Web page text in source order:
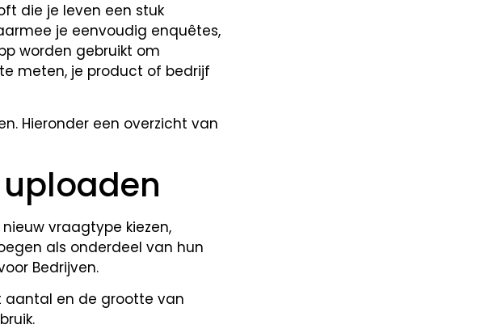
die je leven een stuk
je eenvoudig enquêtes,
worden gebruikt om
meten, je product of bedrijf
Hieronder een overzicht van
vraagtype kiezen,
als onderdeel van hun
Bedrijven.
aantal en de grootte van